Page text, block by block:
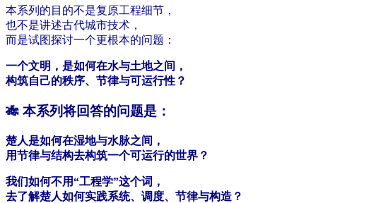
本系列的目的不是复原工程细节，
也不是讲述古代城市技术，
而是试图探讨一个更根本的问题：
一个文明，是如何在水与土地之间，
构筑自己的秩序、节律与可运行性？
🎋 本系列将回答的问题是：
楚人是如何在湿地与水脉之间，
用节律与结构去构筑一个可运行的世界？
我们如何不用“工程学”这个词，
去了解楚人如何实践系统、调度、节律与构造？